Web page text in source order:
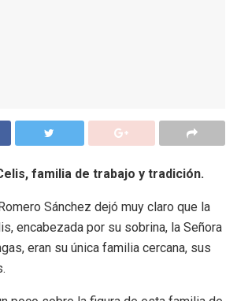
familia de trabajo y tradición.
Sánchez dejó muy claro que la
encabezada por su sobrina, la Señora
eran su única familia cercana, sus